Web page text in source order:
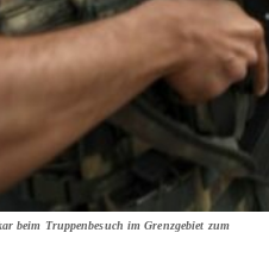
beim Truppenbesuch im Grenzgebiet zum